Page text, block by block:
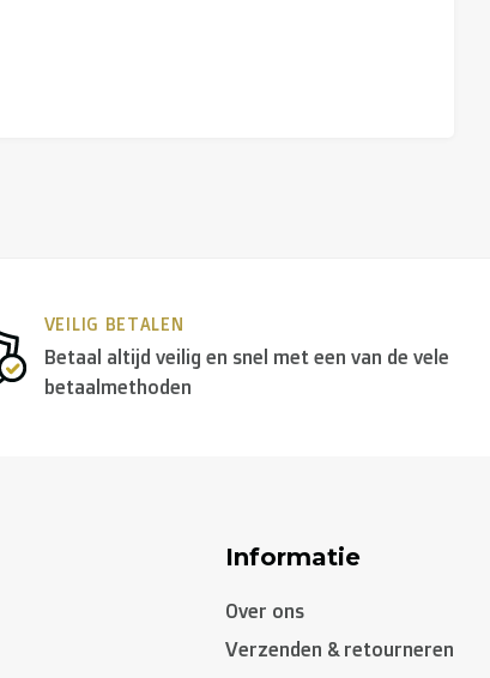
VEILIG BETALEN
Betaal altijd veilig en snel met een van de vele
betaalmethoden
Informatie
Over ons
Verzenden & retourneren